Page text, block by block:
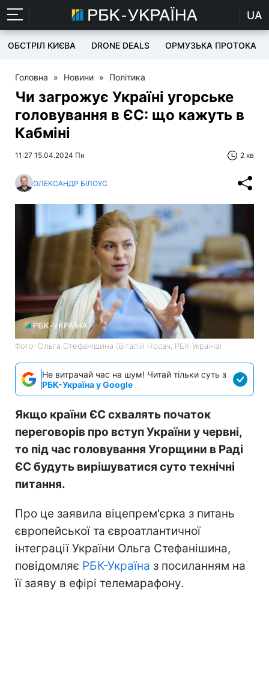
UA
ОБСТРІЛ КИЄВА DRONE DEALS ОРМУЗЬКА ПРОТОКА
Головна » Новини » Політика
Чи загрожує Україні угорське
головування в ЄС: що кажуть в
Кабміні
11:27 15.04.2024 Пн 2 хв
ОЛЕКСАНДР БІЛОУС
Фото: Ольга Стефанішина (Віталій Носач, РБК-Україна)
Не витрачай час на шум! Читай тільки суть з
РБК-Україна у Google
Якщо країни ЄС схвалять початок
переговорів про вступ України у червні,
то під час головування Угорщини в Раді
ЄС будуть вирішуватися суто технічні
питання.
Про це заявила віцепрем'єрка з питань
європейської та євроатлантичної
інтеграції України Ольга Стефанішина,
повідомляє РБК-Україна з посиланням на
її заяву в ефірі телемарафону.